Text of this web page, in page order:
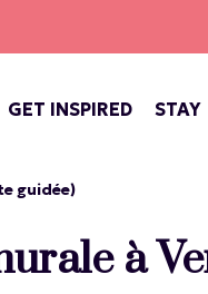
GET INSPIRED STAY
guidée)
à